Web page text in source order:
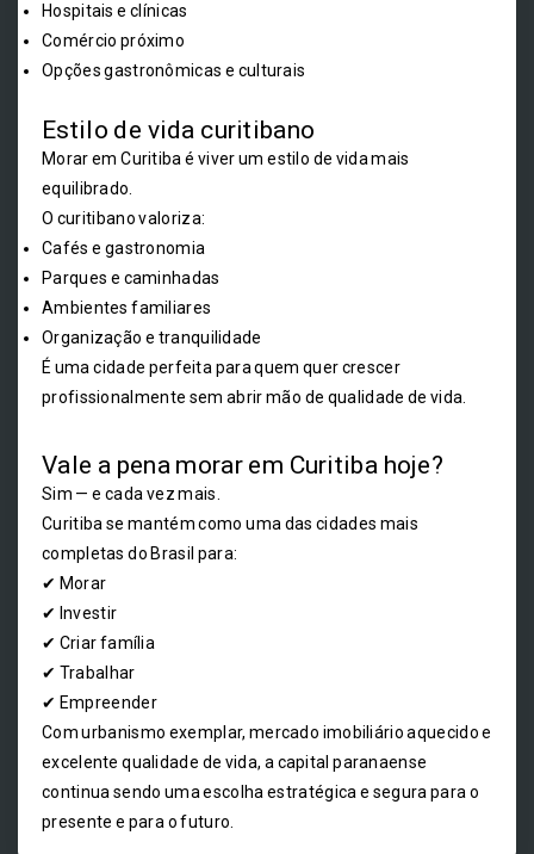
Hospitais e clínicas
Comércio próximo
Opções gastronômicas e culturais
Estilo de vida curitibano
Morar em Curitiba é viver um estilo de vida mais
equilibrado.
O curitibano valoriza:
Cafés e gastronomia
Parques e caminhadas
Ambientes familiares
Organização e tranquilidade
É uma cidade perfeita para quem quer crescer
profissionalmente sem abrir mão de qualidade de vida.
Vale a pena morar em Curitiba hoje?
Sim — e cada vez mais.
Curitiba se mantém como uma das cidades mais
completas do Brasil para:
✔ Morar
✔ Investir
✔ Criar família
✔ Trabalhar
✔ Empreender
Com urbanismo exemplar, mercado imobiliário aquecido e
excelente qualidade de vida, a capital paranaense
continua sendo uma escolha estratégica e segura para o
presente e para o futuro.